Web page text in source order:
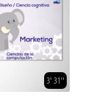
3' 31''